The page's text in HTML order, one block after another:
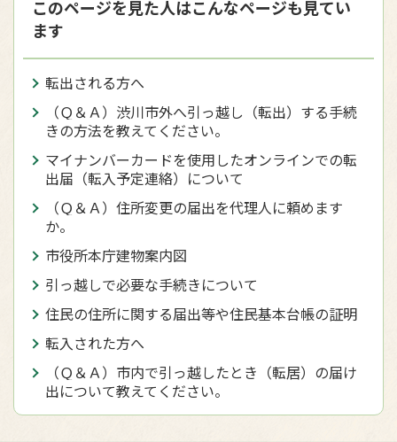
このページを見た人はこんなページも見てい
ます
転出される方へ
（Ｑ＆Ａ）渋川市外へ引っ越し（転出）する手続
きの方法を教えてください。
マイナンバーカードを使用したオンラインでの転
出届（転入予定連絡）について
（Ｑ＆Ａ）住所変更の届出を代理人に頼めます
か。
市役所本庁建物案内図
引っ越しで必要な手続きについて
住民の住所に関する届出等や住民基本台帳の証明
転入された方へ
（Ｑ＆Ａ）市内で引っ越したとき（転居）の届け
出について教えてください。